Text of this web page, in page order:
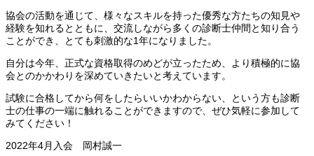
協会の活動を通じて、様々なスキルを持った優秀な方たちの知見や
経験を知れるとともに、交流しながら多くの診断士仲間と知り合う
ことができ、とても刺激的な1年になりました。
自分は今年、正式な資格取得のめどが立ったため、より積極的に協
会とのかかわりを深めていきたいと考えています。
試験に合格してから何をしたらいいかわからない、という方も診断
士の仕事の一端に触れることができますので、ぜひ気軽に参加して
みてください！
2022年4月入会 岡村誠一